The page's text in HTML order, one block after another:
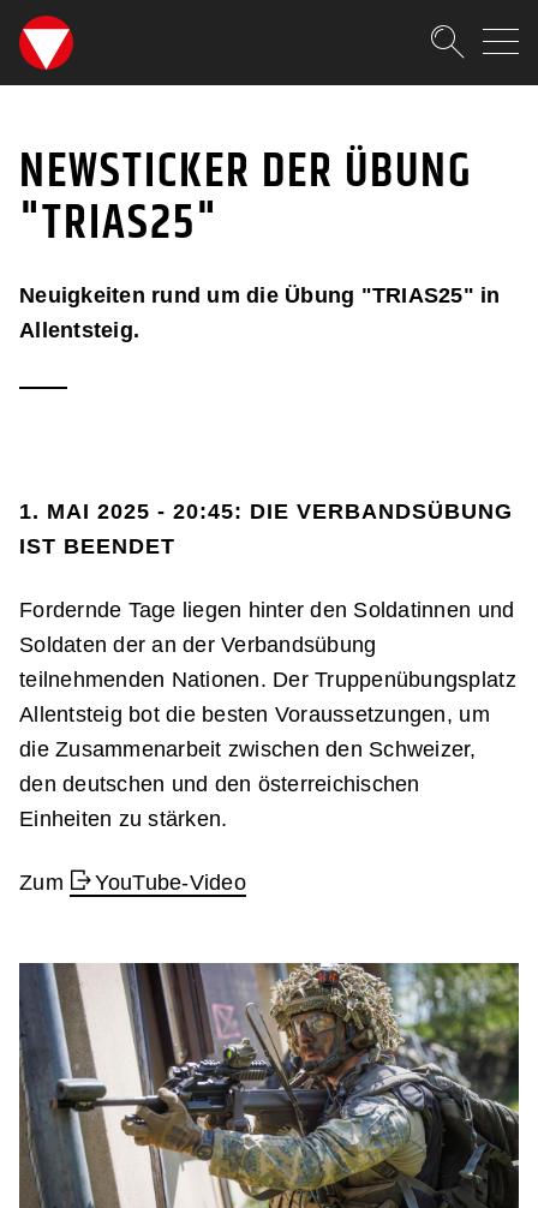
SKIPLINKS
NEWSTICKER
NEWSTICKER DER ÜBUNG
"TRIAS25"
Neuigkeiten rund um die Übung "TRIAS25" in
Allentsteig.
1. MAI 2025 - 20:45: DIE VERBANDSÜBUNG
IST BEENDET
Fordernde Tage liegen hinter den Soldatinnen und
Soldaten der an der Verbandsübung
teilnehmenden Nationen. Der Truppenübungsplatz
Allentsteig bot die besten Voraussetzungen, um
die Zusammenarbeit zwischen den Schweizer,
den deutschen und den österreichischen
Einheiten zu stärken.
Zum YouTube-Video